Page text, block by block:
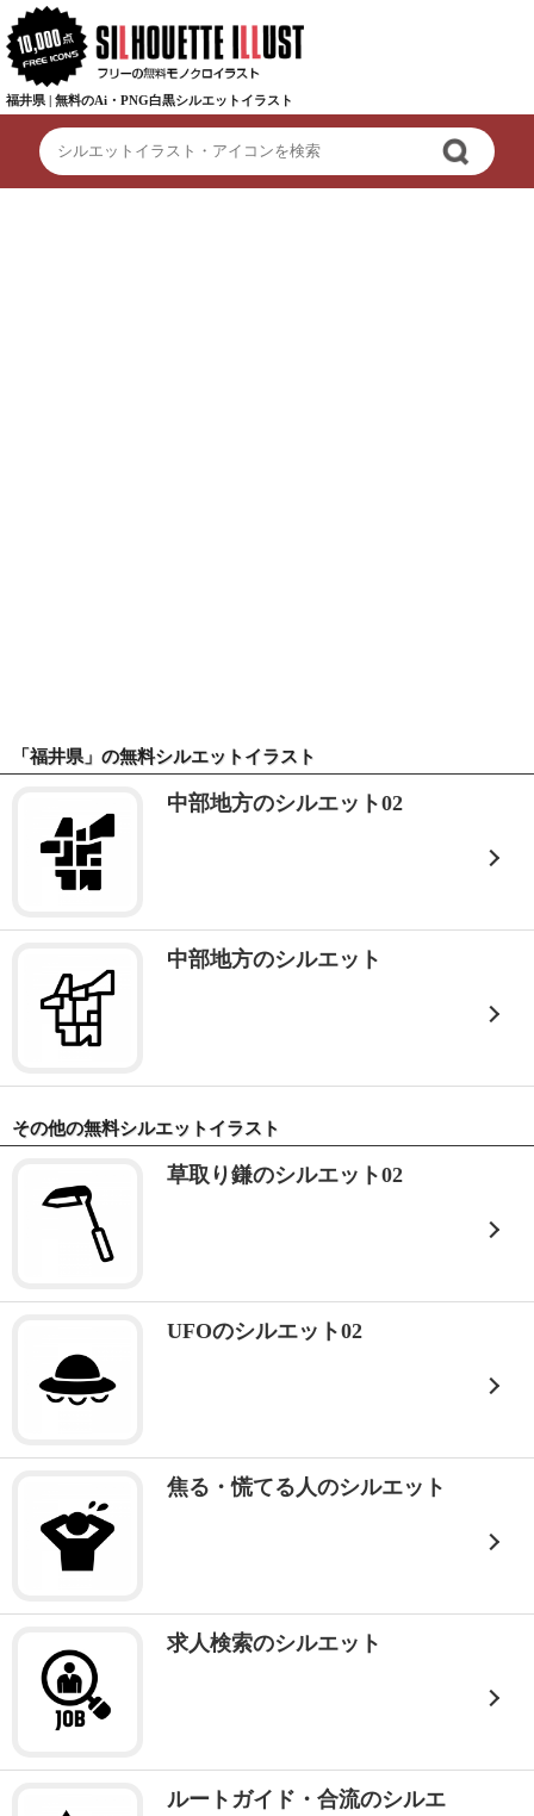
福井県 | 無料のAi・PNG白黒シルエットイラスト
「福井県」の無料シルエットイラスト
中部地方のシルエット02
中部地方のシルエット
その他の無料シルエットイラスト
草取り鎌のシルエット02
UFOのシルエット02
焦る・慌てる人のシルエット
求人検索のシルエット
ルートガイド・合流のシルエ